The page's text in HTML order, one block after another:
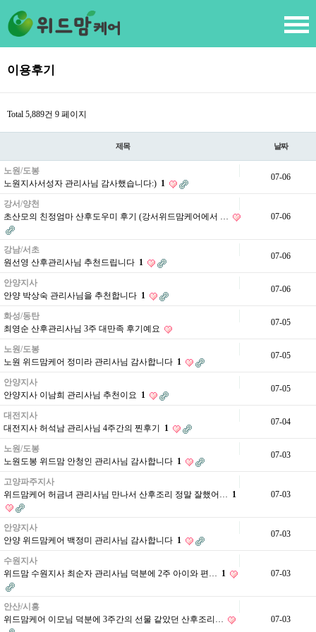
이용후기
Total 5,889건 9 페이지
제목 날짜
노원/도봉
노원지사서성자 관리사님 감사했습니다:) 1
07-06
강서/양천
초산모의 친정엄마 산후도우미 후기 (강서위드맘케어에서 …
07-06
강남/서초
원선영 산후관리사님 추천드립니다 1
07-06
안양지사
안양 박상숙 관리사님을 추천합니다 1
07-06
화성/동탄
최영순 산후관리사님 3주 대만족 후기예요
07-05
노원/도봉
노원 위드맘케어 정미라 관리사님 감사합니다 1
07-05
안양지사
안양지사 이남희 관리사님 추천이요 1
07-05
대전지사
대전지사 허석남 관리사님 4주간의 찐후기
1
07-04
노원/도봉
노원도봉 위드맘 안청인 관리사님 감사합니다 1
07-03
고양파주지사
위드맘케어 허금녀 관리사님 만나서 산후조리 정말 잘했어… 1 07-03
안양지사
안양 위드맘케어 백정미 관리사님 감사합니다 1
07-03
수원지사
위드맘 수원지사 최순자 관리사님 덕분에 2주 아이와 편… 1 07-03
안산/시흥
위드맘케어 이모님 덕분에 3주간의 선물 같았던 산후조리…
07-03